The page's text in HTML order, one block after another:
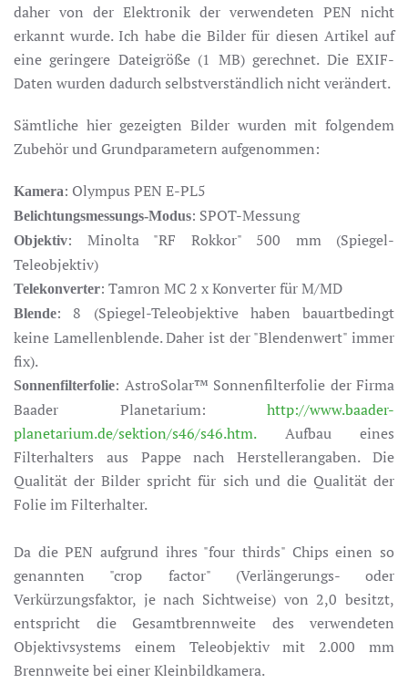
daher von der Elektronik der verwendeten PEN nicht
erkannt wurde. Ich habe die Bilder für diesen Artikel auf
eine geringere Dateigröße (1 MB) gerechnet. Die EXIF-
Daten wurden dadurch selbstverständlich nicht verändert.
Sämtliche hier gezeigten Bilder wurden mit folgendem
Zubehör und Grundparametern aufgenommen:
Kamera: Olympus PEN E-PL5
Belichtungsmessungs-Modus: SPOT-Messung
Objektiv: Minolta "RF Rokkor" 500 mm (Spiegel-
Teleobjektiv)
Telekonverter: Tamron MC 2 x Konverter für M/MD
Blende: 8 (Spiegel-Teleobjektive haben bauartbedingt
keine Lamellenblende. Daher ist der "Blendenwert" immer
fix).
Sonnenfilterfolie: AstroSolar™ Sonnenfilterfolie der Firma
Baader Planetarium: http://www.baader-
planetarium.de/sektion/s46/s46.htm. Aufbau eines
Filterhalters aus Pappe nach Herstellerangaben. Die
Qualität der Bilder spricht für sich und die Qualität der
Folie im Filterhalter.
Da die PEN aufgrund ihres "four thirds" Chips einen so
genannten "crop factor" (Verlängerungs- oder
Verkürzungsfaktor, je nach Sichtweise) von 2,0 besitzt,
entspricht die Gesamtbrennweite des verwendeten
Objektivsystems einem Teleobjektiv mit 2.000 mm
Brennweite bei einer Kleinbildkamera.